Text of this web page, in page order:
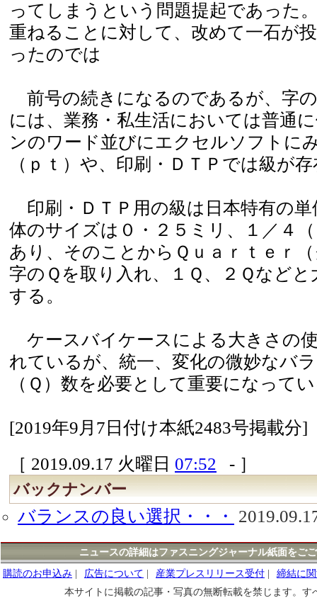
ってしまうという問題提起であった
重ねることに対して、改めて一石が
ったのでは
前号の続きになるのであるが、字
には、業務・私生活においては普通
ンのワード並びにエクセルソフトに
（ｐｔ）や、印刷・ＤＴＰでは級が
印刷・ＤＴＰ用の級は日本特有の
体のサイズは０・２５ミリ、１／４
あり、そのことからＱｕａｒｔｅｒ
字のＱを取り入れ、１Ｑ、２Ｑなど
する。
ケースバイケースによる大きさの
れているが、統一、変化の微妙なバ
（Ｑ）数を必要として重要になって
[2019年9月7日付け本紙2483号掲載分]
［ 2019.09.17 火曜日 07:52 - ］
バックナンバー
バランスの良い選択・・・
ニュースの詳細はファスニングジャーナル紙面をご
購読のお申込み
広告について 産業プレスリリース受付
締結に
本サイトに掲載の記事・写真の無断転載を禁じます。